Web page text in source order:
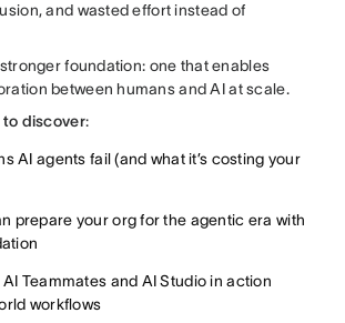
and wasted effort instead of
foundation: one that enables
between humans and AI at scale.
to discover:
AI agents fail (and what it’s costing your
prepare your org for the agentic era with
Teammates and AI Studio in action
workflows